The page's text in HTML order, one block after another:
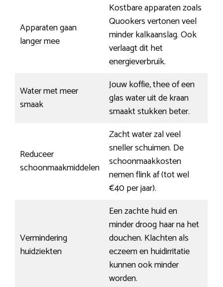
Apparaten gaan
langer mee
Kostbare apparaten zoals
Quookers vertonen veel
minder kalkaanslag. Ook
verlaagt dit het
energieverbruik.
Water met meer
smaak
Jouw koffie, thee of een
glas water uit de kraan
smaakt stukken beter.
Reduceer
schoonmaakmiddelen
Zacht water zal veel
sneller schuimen. De
schoonmaakkosten
nemen flink af (tot wel
€40 per jaar).
Vermindering
huidziekten
Een zachte huid en
minder droog haar na het
douchen. Klachten als
eczeem en huidirritatie
kunnen ook minder
worden.